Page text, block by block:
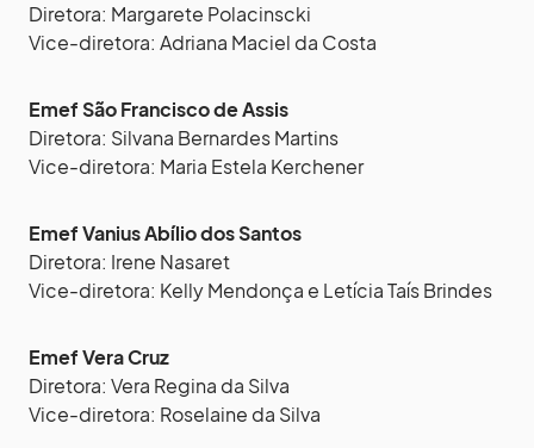
Diretora: Margarete Polacinscki
Vice-diretora: Adriana Maciel da Costa
Emef São Francisco de Assis
Diretora: Silvana Bernardes Martins
Vice-diretora: Maria Estela Kerchener
Emef Vanius Abílio dos Santos
Diretora: Irene Nasaret
Vice-diretora: Kelly Mendonça e Letícia Taís Brindes
Emef Vera Cruz
Diretora: Vera Regina da Silva
Vice-diretora: Roselaine da Silva